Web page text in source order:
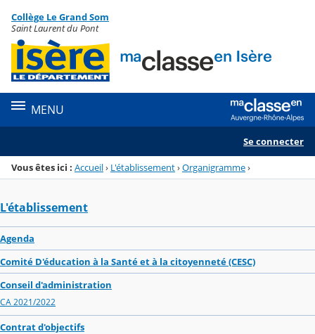
Menu de la rubrique
Contenu
Collège Le Grand Som
Saint Laurent du Pont
MENU
Se connecter
Vous êtes ici : Accueil› L'établissement›Organigramme›
L'établissement
Agenda
Comité D'éducation à la Santé et à la citoyenneté (CESC)
Conseil d'administration
CA 2021/2022
Contrat d'objectifs